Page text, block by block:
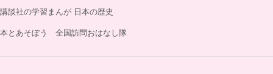
講談社の学習まんが 日本の歴史
本とあそぼう 全国訪問おはなし隊